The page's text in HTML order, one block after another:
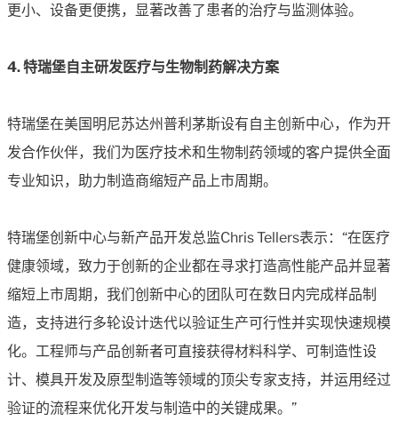
更小、设备更便携，显著改善了患者的治疗与监测体验。
4. 特瑞堡自主研发医疗与生物制药解决方案
特瑞堡在美国明尼苏达州普利茅斯设有自主创新中心，作为开
发合作伙伴，我们为医疗技术和生物制药领域的客户提供全面
专业知识，助力制造商缩短产品上市周期。
特瑞堡创新中心与新产品开发总监Chris Tellers表示：“在医疗
健康领域，致力于创新的企业都在寻求打造高性能产品并显著
缩短上市周期，我们创新中心的团队可在数日内完成样品制
造，支持进行多轮设计迭代以验证生产可行性并实现快速规模
化。工程师与产品创新者可直接获得材料科学、可制造性设
计、模具开发及原型制造等领域的顶尖专家支持，并运用经过
验证的流程来优化开发与制造中的关键成果。”